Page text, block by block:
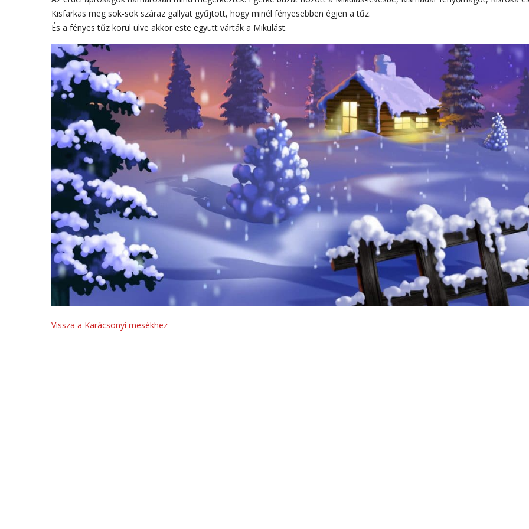
Kisfarkas meg sok-sok száraz gallyat gyűjtött, hogy minél fényesebben égjen a tűz.
És a fényes tűz körül ülve akkor este együtt várták a Mikulást.
Vissza a Karácsonyi mesékhez